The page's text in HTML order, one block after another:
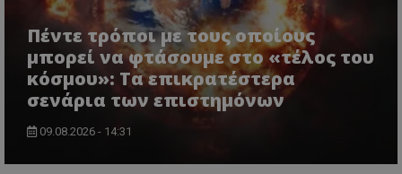
Πέντε τρόποι με τους οποίους
μπορεί να φτάσουμε στο «τέλος του
κόσμου»: Τα επικρατέστερα
σενάρια των επιστημόνων
09.08.2026 - 14:31